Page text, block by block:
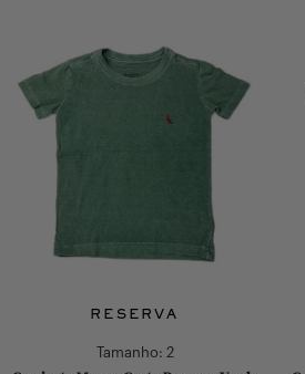
RESERVA
Tamanho: 2